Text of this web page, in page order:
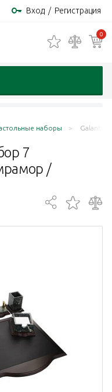
Вход / Регистрация
0
наборы Galant
7
/